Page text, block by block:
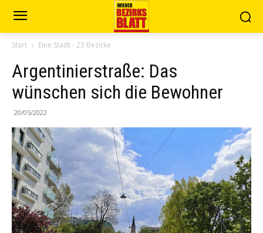
Start Eine Stadt - 23 Bezirke
Argentinierstraße: Das
wünschen sich die Bewohner
20/05/2022